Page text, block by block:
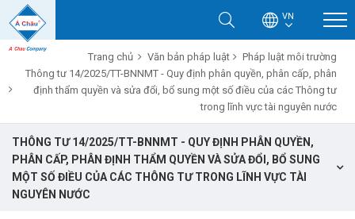
VN
Trang chủ Văn bản pháp luật
Pháp luật môi trường
Thông tư 14/2025/TT-BNNMT - Quy định phân quyền, phân cấp, phân
định thẩm quyền và sửa đổi, bổ sung một số điều của các Thông tư
trong lĩnh vực tài nguyên nước
THÔNG TƯ 14/2025/TT-BNNMT - QUY ĐỊNH PHÂN QUYỀN,
PHÂN CẤP, PHÂN ĐỊNH THẨM QUYỀN VÀ SỬA ĐỔI, BỔ SUNG
MỘT SỐ ĐIỀU CỦA CÁC THÔNG TƯ TRONG LĨNH VỰC TÀI
NGUYÊN NƯỚC